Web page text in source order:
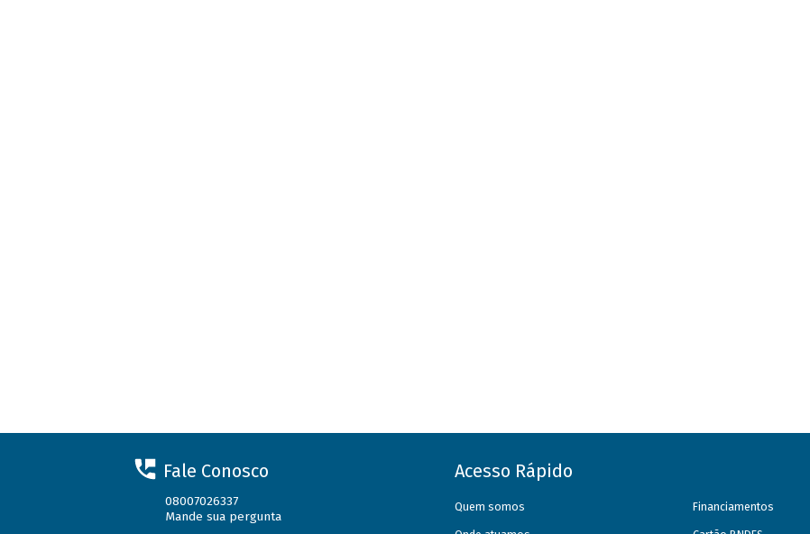
Fale Conosco
08007026337
Mande sua pergunta
Acesso Rápido
Quem somos Financiamentos